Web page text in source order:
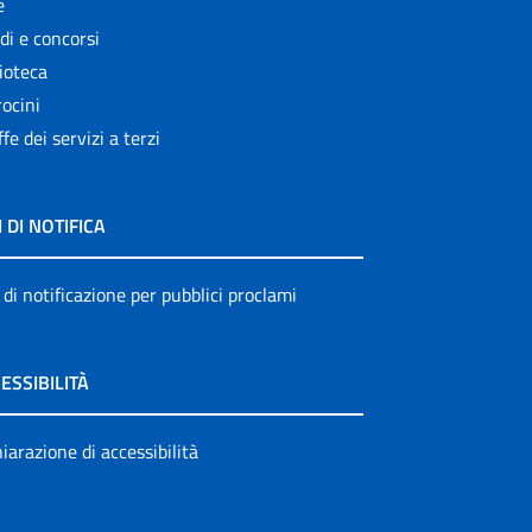
e concorsi
dei servizi a terzi
DI NOTIFICA
notificazione per pubblici proclami
di accessibilità